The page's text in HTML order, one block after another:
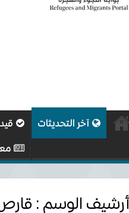
آخر التحديثات
أرشيف الوسم :